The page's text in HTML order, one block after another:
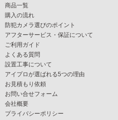
商品一覧
購入の流れ
防犯カメラ選びのポイント
アフターサービス・保証について
ご利用ガイド
よくある質問
設置工事について
アイプロが選ばれる5つの理由
お見積もり依頼
お問い合せフォーム
会社概要
プライバシーポリシー